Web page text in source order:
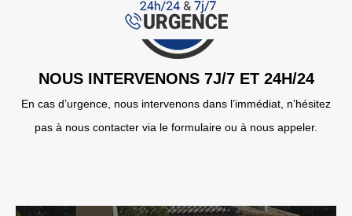
NOUS INTERVENONS 7J/7 ET 24H/24
En cas d’urgence, nous intervenons dans l’immédiat, n’hésitez
pas à nous contacter via le formulaire ou à nous appeler.